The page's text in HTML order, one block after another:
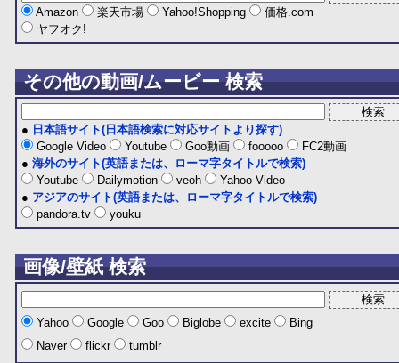
Amazon 楽天市場 Yahoo!Shopping
価格.com
ヤフオク!
その他の動画/ムービー 検索
● 日本語サイト(日本語検索に対応サイトより探す)
Google Video
Youtube Goo動画 fooooo
FC2動画
● 海外のサイト(英語または、ローマ字タイトルで検索)
Youtube
Dailymotion veoh
Yahoo Video
● アジアのサイト(英語または、ローマ字タイトルで検索)
pandora.tv
youku
画像/壁紙 検索
Yahoo Google Goo Biglobe excite
Bing
Naver
flickr tumblr